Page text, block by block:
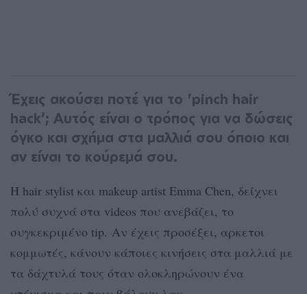
Έχεις ακούσει ποτέ για το 'pinch hair
hack’; Αυτός είναι ο τρόπος για να δώσεις
όγκο και σχήμα στα μαλλιά σου όποιο και
αν είναι το κούρεμά σου.
Η hair stylist και makeup artist Emma Chen, δείχνει
πολύ συχνά στα videos που ανεβάζει, το
συγκεκριμένο tip. Αν έχεις προσέξει, αρκετοι
κομμωτές, κάνουν κάποιες κινήσεις στα μαλλιά με
τα δάχτυλά τους όταν ολοκληρώνουν ένα